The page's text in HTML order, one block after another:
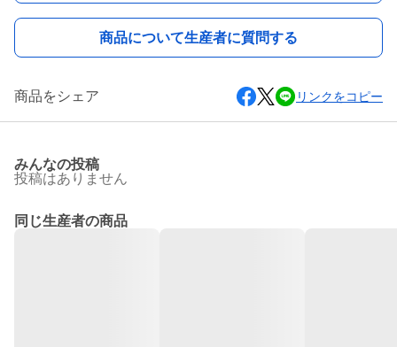
商品について生産者に質問する
商品をシェア リンクをコピー
みんなの投稿
投稿はありません
同じ生産者の商品